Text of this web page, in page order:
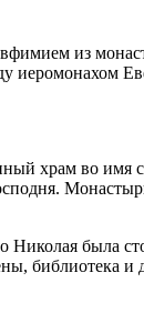
из
иеромонахом
храм во имя
Николая была
библиотека и